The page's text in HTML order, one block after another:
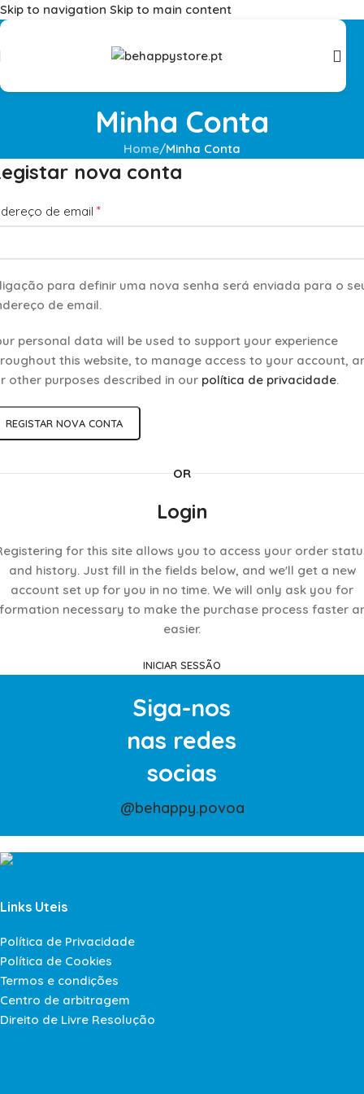
Skip to navigation Skip to main content
Portes Grátis em compras > 75 euros (Portugal Continental) |
Envios para compras internacionais!
Minha Conta
Home/Minha Conta
nova conta
de email *
para definir uma nova senha será enviada para o
de email.
personal data will be used to support your experience
this website, to manage access to your account,
other purposes described in our política de privacidade.
REGISTAR NOVA CONTA
OR
Login
for this site allows you to access your order
and history. Just fill in the fields below, and we'll get a new
account set up for you in no time. We will only ask you for
necessary to make the purchase process faster
easier.
INICIAR SESSÃO
Siga-nos
nas redes
socias
@behappy.povoa
Links Uteis
Política de Privacidade
Política de Cookies
Termos e condições
Centro de arbitragem
Direito de Livre Resolução